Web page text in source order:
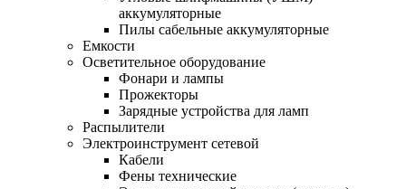
аккумуляторные
Пилы сабельные аккумуляторные
Емкости
Осветительное оборудование
Фонари и лампы
Прожекторы
Зарядные устройства для ламп
Распылители
Электроинструмент сетевой
Кабели
Фены технические